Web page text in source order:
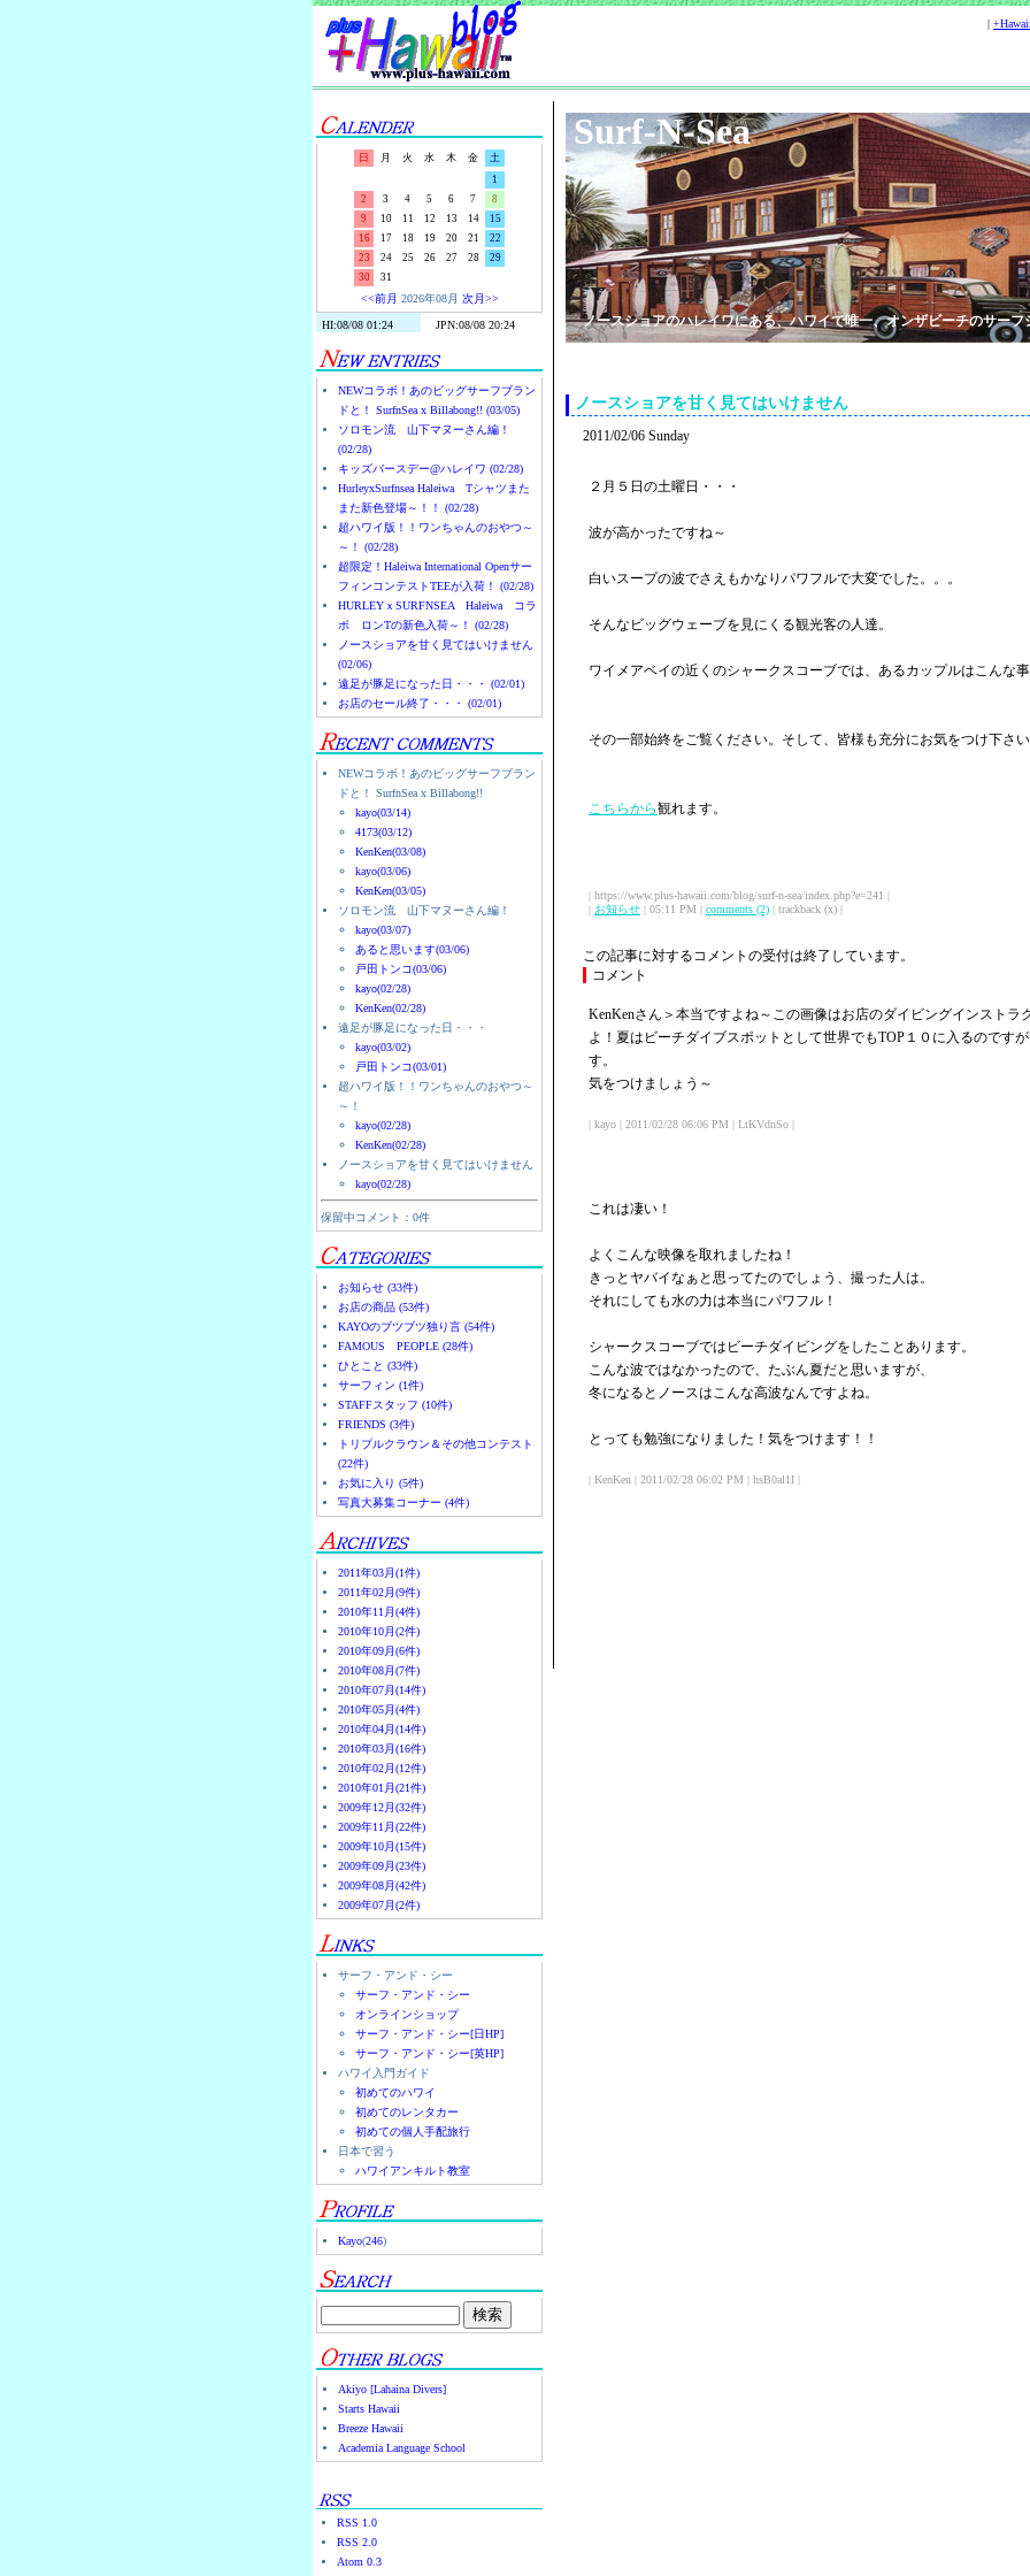
|
日 月 火 水 木 金
土
1
2
3 4 5 6 7
8
9
10 11 12 13 14
15
16
17 18 19 20 21
22
23
24 25 26 27 28
29
30
31
<<前月 2026年08月 次月>>
NEWコラボ！あのビッグサーフブラン
ドと！ SurfnSea x Billabong!! (03/05)
ソロモン流 山下マヌーさん編！
(02/28)
キッズバースデー@ハレイワ (02/28)
HurleyxSurfnsea Haleiwa Tシャツまた
また新色登場～！！ (02/28)
超ハワイ版！！ワンちゃんのおやつ～
～！ (02/28)
超限定！Haleiwa International Openサー
フィンコンテストTEEが入荷！ (02/28)
HURLEYｘSURFNSEA Haleiwa コラ
ボ ロンTの新色入荷～！ (02/28)
ノースショアを甘く見てはいけません
(02/06)
遠足が豚足になった日・・・ (02/01)
お店のセール終了・・・ (02/01)
NEWコラボ！あのビッグサーフブラン
ドと！ SurfnSea x Billabong!!
kayo(03/14)
4173(03/12)
KenKen(03/08)
kayo(03/06)
KenKen(03/05)
ソロモン流 山下マヌーさん編！
kayo(03/07)
あると思います(03/06)
戸田トンコ(03/06)
kayo(02/28)
KenKen(02/28)
遠足が豚足になった日・・・
kayo(03/02)
戸田トンコ(03/01)
超ハワイ版！！ワンちゃんのおやつ～
～！
kayo(02/28)
KenKen(02/28)
ノースショアを甘く見てはいけません
kayo(02/28)
保留中コメント：0件
お知らせ (33件)
お店の商品 (53件)
KAYOのブツブツ独り言 (54件)
FAMOUS PEOPLE (28件)
ひとこと (33件)
サーフィン (1件)
STAFFスタッフ (10件)
FRIENDS (3件)
トリプルクラウン＆その他コンテスト
(22件)
お気に入り (5件)
写真大募集コーナー (4件)
2011年03月(1件)
2011年02月(9件)
2010年11月(4件)
2010年10月(2件)
2010年09月(6件)
2010年08月(7件)
2010年07月(14件)
2010年05月(4件)
2010年04月(14件)
2010年03月(16件)
2010年02月(12件)
2010年01月(21件)
2009年12月(32件)
2009年11月(22件)
2009年10月(15件)
2009年09月(23件)
2009年08月(42件)
2009年07月(2件)
サーフ・アンド・シー
サーフ・アンド・シー
オンラインショップ
サーフ・アンド・シー[日HP]
サーフ・アンド・シー[英HP]
ハワイ入門ガイド
初めてのハワイ
初めてのレンタカー
初めての個人手配旅行
日本で習う
ハワイアンキルト教室
Kayo(246)
Akiyo [Lahaina Divers]
Starts Hawaii
Breeze Hawaii
Academia Language School
RSS 1.0
RSS 2.0
Atom 0.3
Surf-N-Sea
ノースショアのハレイワにある、ハワイで唯一、オンザビーチのサーフ
ノースショアを甘く見てはいけません
2011/02/06 Sunday
２月５日の土曜日・・・
波が高かったですね～
白いスープの波でさえもかなりパワフルで大変でした。。。
そんなビッグウェーブを見にくる観光客の人達。
ワイメアベイの近くのシャークスコーブでは、あるカップルはこんな
その一部始終をご覧ください。そして、皆様も充分にお気をつけ下さ
こちらから観れます。
| https://www.plus-hawaii.com/blog/surf-n-sea/index.php?e=241 |
| お知らせ | 05:11 PM | comments (2) | trackback (x) |
この記事に対するコメントの受付は終了しています。
コメント
KenKenさん＞本当ですよね～この画像はお店のダイビングインストラ
よ！夏はビーチダイブスポットとして世界でもTOP１０に入るのです
す。
気をつけましょう～
| kayo | 2011/02/28 06:06 PM | LtKVdnSo |
これは凄い！
よくこんな映像を取れましたね！
きっとヤバイなぁと思ってたのでしょう、撮った人は。
それにしても水の力は本当にパワフル！
シャークスコーブではビーチダイビングをしたことあります。
こんな波ではなかったので、たぶん夏だと思いますが、
冬になるとノースはこんな高波なんですよね。
とっても勉強になりました！気をつけます！！
| KenKen | 2011/02/28 06:02 PM | hsB0al1I |